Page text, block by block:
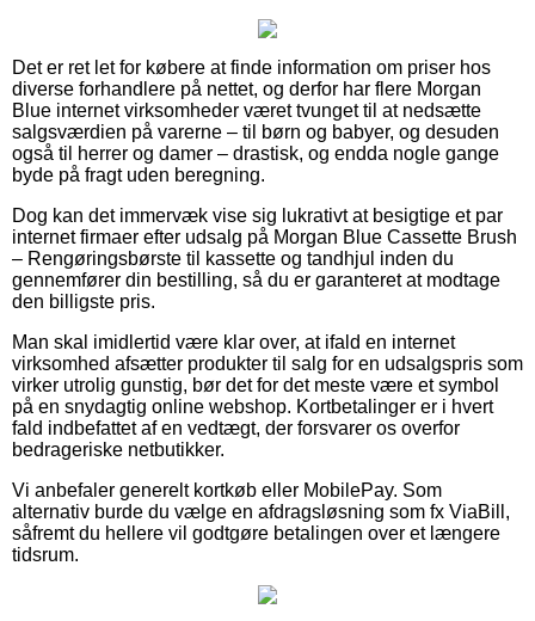
Det er ret let for købere at finde information om priser hos
diverse forhandlere på nettet, og derfor har flere Morgan
Blue internet virksomheder været tvunget til at nedsætte
salgsværdien på varerne – til børn og babyer, og desuden
også til herrer og damer – drastisk, og endda nogle gange
byde på fragt uden beregning.
Dog kan det immervæk vise sig lukrativt at besigtige et par
internet firmaer efter udsalg på Morgan Blue Cassette Brush
– Rengøringsbørste til kassette og tandhjul inden du
gennemfører din bestilling, så du er garanteret at modtage
den billigste pris.
Man skal imidlertid være klar over, at ifald en internet
virksomhed afsætter produkter til salg for en udsalgspris som
virker utrolig gunstig, bør det for det meste være et symbol
på en snydagtig online webshop. Kortbetalinger er i hvert
fald indbefattet af en vedtægt, der forsvarer os overfor
bedrageriske netbutikker.
Vi anbefaler generelt kortkøb eller MobilePay. Som
alternativ burde du vælge en afdragsløsning som fx ViaBill,
såfremt du hellere vil godtgøre betalingen over et længere
tidsrum.